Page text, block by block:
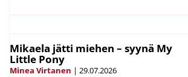
Mikaela jätti miehen – syynä My
Little Pony
Minea Virtanen | 29.07.2026